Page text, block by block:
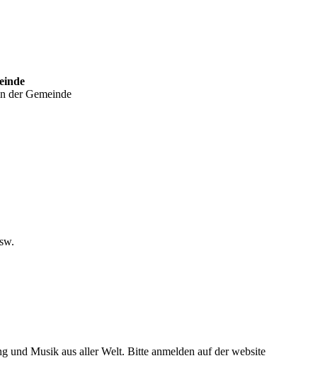
der Gemeinde
und Musik aus aller Welt. Bitte anmelden auf der website